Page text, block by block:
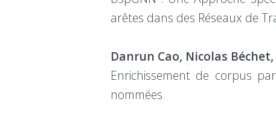
arêtes dans des Réseaux de
Danrun Cao, Nicolas
Enrichissement de corpus
nommées